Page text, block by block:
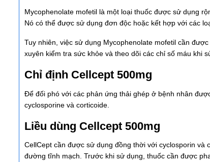
Mycophenolate mofetil là một loại thuốc được sử dụng
Nó có thể được sử dụng đơn độc hoặc kết hợp với các
Tuy nhiên, việc sử dụng Mycophenolate mofetil cần
xuyên kiểm tra sức khỏe và theo dõi các chỉ số máu khi
Chỉ định Cellcept 500mg
Để đối phó với các phản ứng thải ghép ở bệnh nhân
cyclosporine và corticoide.
Liều dùng Cellcept 500mg
CellCept cần được sử dụng đồng thời với cyclosporin
đường tĩnh mạch. Trước khi sử dụng, thuốc cần được